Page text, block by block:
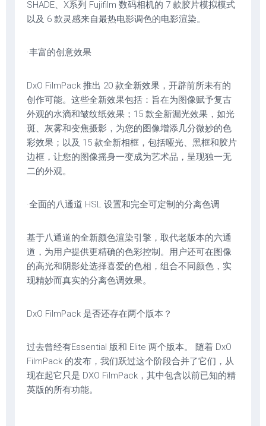
SHADE、X系列 Fujifilm 数码相机的 7 款胶片模拟模式
以及 6 款灵感来自最热电影调色的电影渲染。
·丰富的创意效果
DxO FilmPack 推出 20 款全新效果，开辟前所未有的
创作可能。这些全新效果包括：旨在为图像赋予复古
外观的水滴和皱纹纸效果；15 款全新漏光效果，如光
斑、灰雾和变焦摄影，为您的图像增添几分微妙的色
彩效果；以及 15 款全新相框，包括哑光、黑框和胶片
边框，让您的图像摇身一变成为艺术品，呈现独一无
二的外观。
·全面的八通道 HSL 设置和完全可定制的分离色调
基于八通道的全新颜色渲染引擎，取代老版本的六通
道，为用户提供更精确的色彩控制。用户还可在图像
的高光和阴影处选择喜爱的色相，组合不同颜色，实
现精妙而真实的分离色调效果。
DxO FilmPack 是否还存在两个版本？
过去曾经有Essential 版和 Elite 两个版本。 随着 DxO
FilmPack 的发布，我们跃过这个阶段合并了它们，从
现在起它只是 DXO FilmPack，其中包含以前已知的精
英版的所有功能。